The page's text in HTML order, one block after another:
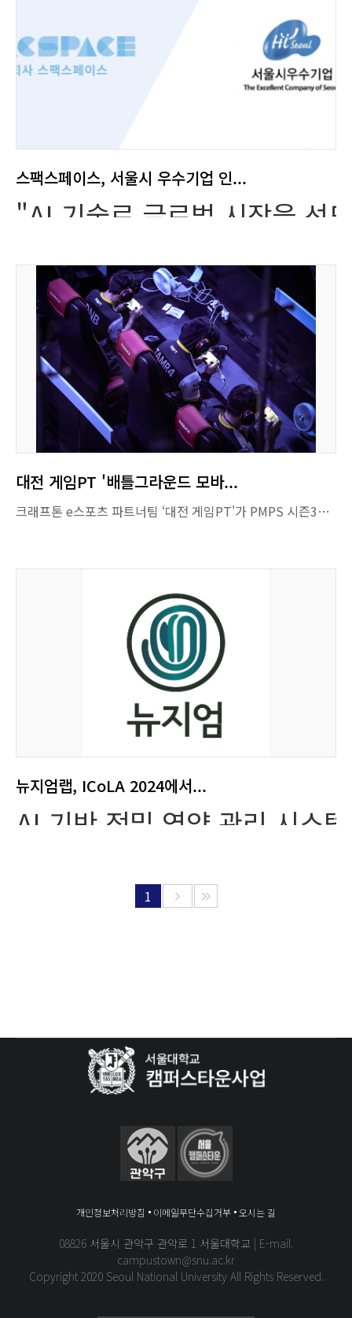
스팩스페이스, 서울시 우수기업 인...
"AI 기술로 글로벌 시장을 선
대전 게임PT '배틀그라운드 모바...
크래프톤 e스포츠 파트너팀 ‘대전 게임PT'가 PMPS 시즌3를 4위로 마무리해 'PMRC(PUBG MOBILE RIVALS CUP) S2'에 진출했다고 밝혔다. PMRC는 매년 한일 양국 프로 리그 소속 팀들이 각국의 자존심을 걸고 겨루는 배틀그라운드 모바일 이스포츠 한일전 대회다. 이번 대회 우승팀에게는 배틀그라운드 모바일 월드컵(배틀그라운드 모바일 월드컵(PUBG MOBILE World Cup, 이하 PMWC)’ 출전권이 주어지는 만큼, 어느 때보다 치열한 한일전이 예상된다. ‘대전 게임PT’는 지난 7월 대전광역시와 연고구단 계약을 맺은 후, '2024 배틀그라운드 모바일 프로 시리즈(PMPS) 시즌3'에서 4위를 차지하며, 참가팀 중 가장 안정적이고 탄탄한 모습을 보여줬다고 평가받고 있다. 대전 게임PT 운영사 ‘게임프로’ 홍태욱 대표는 “아마추어 팀으로 시작해 이번 대회를 통해 많은 관심과 사랑을 받는 e스포츠 파트너팀이 되었다. 앞으로도 선수 및 코치들을 비롯한 구성원들과 노력해 성장하는 모습을 보일 수 있도록 노력하겠다”라고 말했다. 출처 : 게임포커스(https://gamefocus.co.kr/) 김성렬 기자
뉴지엄랩, ICoLA 2024에서...
AI 기반 정밀 영양 관리 시스
1
» 마
개인정보처리방침 이메일무단수집거부 오시는 길
08826 서울시 관악구 관악로 1 서울대학교 | E-mail.
campustown@snu.ac.kr
Copyright 2020 Seoul National University All Rights Reserved.